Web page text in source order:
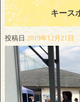
キース
投稿日 2019年12月21日